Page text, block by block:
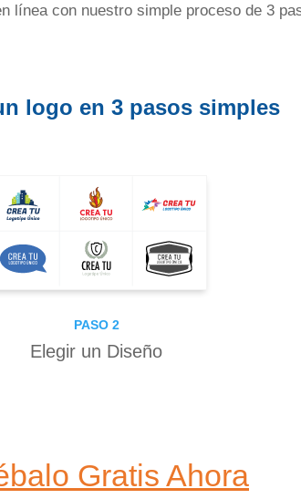
línea con nuestro simple proceso de 3
logo en 3 pasos simples
PASO 2
Elegir un Diseño
Gratis Ahora